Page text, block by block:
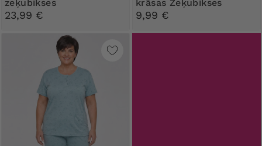
zeķubikses
23,99 €
krāsas Zeķubikses
9,99 €